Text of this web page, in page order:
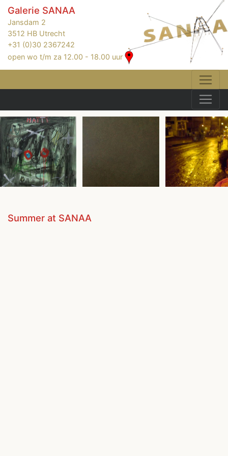
Galerie SANAA
Jansdam 2
3512 HB Utrecht
+31 (0)30 2367242
open wo t/m za 12.00 - 18.00 uur
Summer at SANAA